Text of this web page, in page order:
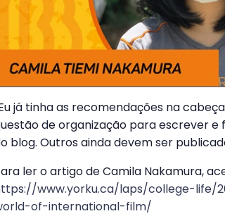
já tinha as recomendações na
de organização para escrever
blog. Outros ainda devem ser
ler o artigo de Camila Nakamura,
www.yorku.ca/laps/college-
of-international-film/